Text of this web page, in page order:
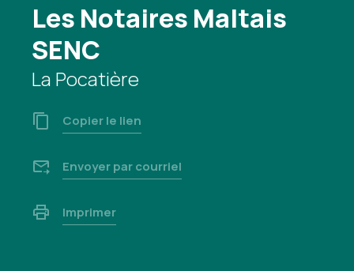
Les Notaires Maltais
SENC
La Pocatière
Copier le lien
Envoyer par courriel
Imprimer